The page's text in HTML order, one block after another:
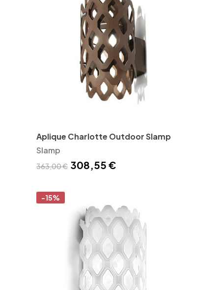
Aplique Charlotte Outdoor Slamp
Slamp
363,00 € 308,55 €
-15%